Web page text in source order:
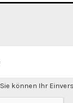
Sie können Ihr